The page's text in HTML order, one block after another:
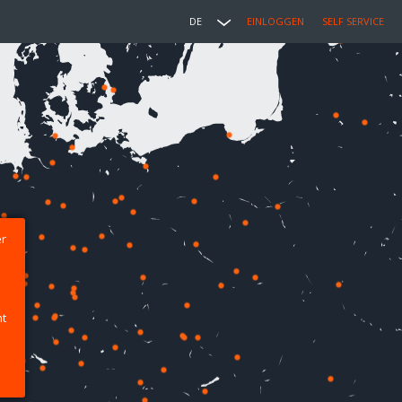
DE EINLOGGEN SELF SERVICE